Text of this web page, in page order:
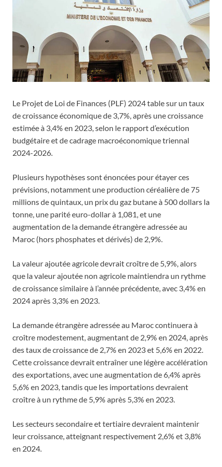
Le Projet de Loi de Finances (PLF) 2024 table sur un taux
de croissance économique de 3,7%, après une croissance
estimée à 3,4% en 2023, selon le rapport d’exécution
budgétaire et de cadrage macroéconomique triennal
2024-2026.
Plusieurs hypothèses sont énoncées pour étayer ces
prévisions, notamment une production céréalière de 75
millions de quintaux, un prix du gaz butane à 500 dollars la
tonne, une parité euro-dollar à 1,081, et une
augmentation de la demande étrangère adressée au
Maroc (hors phosphates et dérivés) de 2,9%.
La valeur ajoutée agricole devrait croître de 5,9%, alors
que la valeur ajoutée non agricole maintiendra un rythme
de croissance similaire à l’année précédente, avec 3,4% en
2024 après 3,3% en 2023.
La demande étrangère adressée au Maroc continuera à
croître modestement, augmentant de 2,9% en 2024, après
des taux de croissance de 2,7% en 2023 et 5,6% en 2022.
Cette croissance devrait entraîner une légère accélération
des exportations, avec une augmentation de 6,4% après
5,6% en 2023, tandis que les importations devraient
croître à un rythme de 5,9% après 5,3% en 2023.
Les secteurs secondaire et tertiaire devraient maintenir
leur croissance, atteignant respectivement 2,6% et 3,8%
en 2024.